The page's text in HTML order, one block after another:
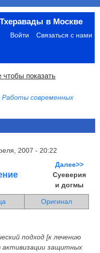
в Москве
Войти Связаться с нами
показать
Работы современных
2007 - 20:22
Далее>>
Суеверия
и догмы
Оригинал
подход [к лечению
активизации защитных